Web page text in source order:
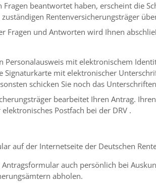
beantwortet haben, erscheint die
Rentenversicherungsträger
Fragen und Antworten wird Ihnen
Personalausweis mit elektronischem
Signaturkarte mit elektronischer
schicken Sie noch das
bearbeitet Ihren Antrag.
Postfach bei der DRV .
auf der Internetseite der Deutschen
Antragsformular auch persönlich bei
abholen.